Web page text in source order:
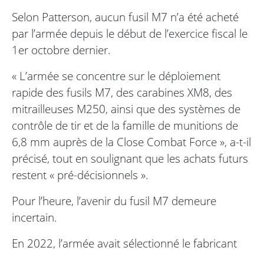
Selon Patterson, aucun fusil M7 n’a été acheté
par l’armée depuis le début de l’exercice fiscal le
1er octobre dernier.
« L’armée se concentre sur le déploiement
rapide des fusils M7, des carabines XM8, des
mitrailleuses M250, ainsi que des systèmes de
contrôle de tir et de la famille de munitions de
6,8 mm auprès de la Close Combat Force », a-t-il
précisé, tout en soulignant que les achats futurs
restent « pré-décisionnels ».
Pour l’heure, l’avenir du fusil M7 demeure
incertain.
En 2022, l’armée avait sélectionné le fabricant